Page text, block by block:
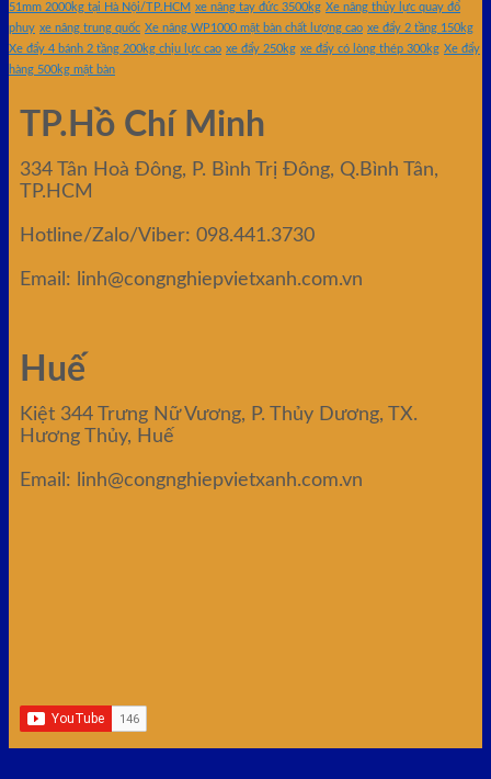
51mm 2000kg tại Hà Nội/TP.HCM xe nâng tay đức 3500kg Xe nâng thủy lực quay đổ
phuy xe nâng trung quốc Xe nâng WP1000 mặt bàn chất lượng cao xe đẩy 2 tầng 150kg
Xe đẩy 4 bánh 2 tầng 200kg chịu lực cao xe đẩy 250kg xe đẩy có lòng thép 300kg Xe đẩy
hàng 500kg mặt bàn
TP.Hồ Chí Minh
334 Tân Hoà Đông, P. Bình Trị Đông, Q.Bình Tân,
TP.HCM
Hotline/Zalo/Viber: 098.441.3730
Email: linh@congnghiepvietxanh.com.vn
Huế
Kiệt 344 Trưng Nữ Vương, P. Thủy Dương, TX.
Hương Thủy, Huế
Email: linh@congnghiepvietxanh.com.vn